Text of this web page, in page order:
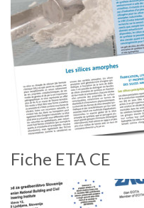
Fiche ETA CE